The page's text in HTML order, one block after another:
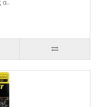
α..